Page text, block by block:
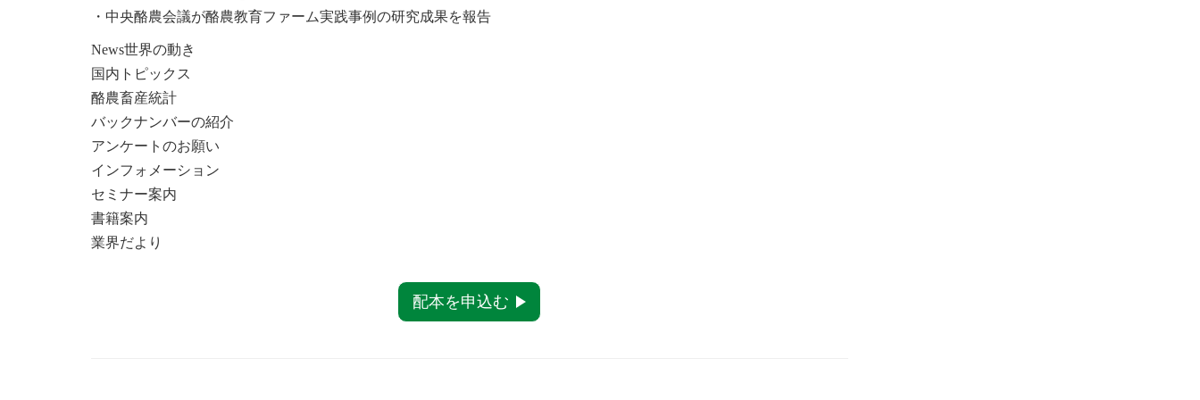
・中央酪農会議が酪農教育ファーム実践事例の研究成果を報告
News世界の動き
国内トピックス
酪農畜産統計
バックナンバーの紹介
アンケートのお願い
インフォメーション
セミナー案内
書籍案内
業界だより
配本を申込む